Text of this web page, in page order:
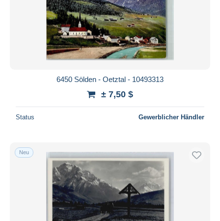
Übernehmen
6450 Sölden - Oetztal - 10493313
± 7,50 $
Status Gewerblicher Händler
Neu